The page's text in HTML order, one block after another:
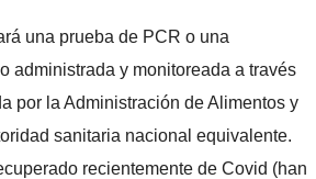
una prueba de PCR o una
administrada y monitoreada a través
por la Administración de Alimentos y
sanitaria nacional equivalente.
recientemente de Covid (han